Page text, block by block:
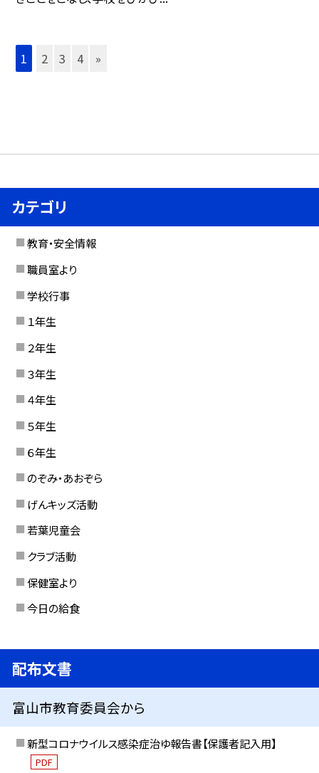
1 2 3 4 »
カテゴリ
教育・安全情報
職員室より
学校行事
１年生
２年生
３年生
４年生
５年生
６年生
のぞみ・あおぞら
げんキッズ活動
若葉児童会
クラブ活動
保健室より
今日の給食
配布文書
富山市教育委員会から
新型コロナウイルス感染症治ゆ報告書【保護者記入用】
PDF